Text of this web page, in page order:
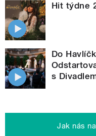
Hit týdne
Do
s
Jak nás